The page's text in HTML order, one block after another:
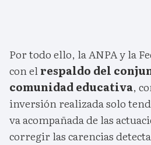
Por todo ello, la ANPA y la
con elrespaldo del
comunidad educativa,
inversión realizada solo
va acompañada de las
corregir las carencias